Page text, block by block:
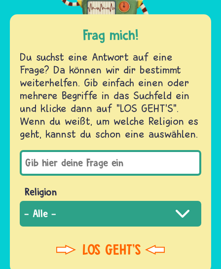
Frag mich!
Du suchst eine Antwort auf eine
Frage? Da können wir dir bestimmt
weiterhelfen. Gib einfach einen oder
mehrere Begriffe in das Suchfeld ein
und klicke dann auf "LOS GEHT'S".
Wenn du weißt, um welche Religion es
geht, kannst du schon eine auswählen.
Religion